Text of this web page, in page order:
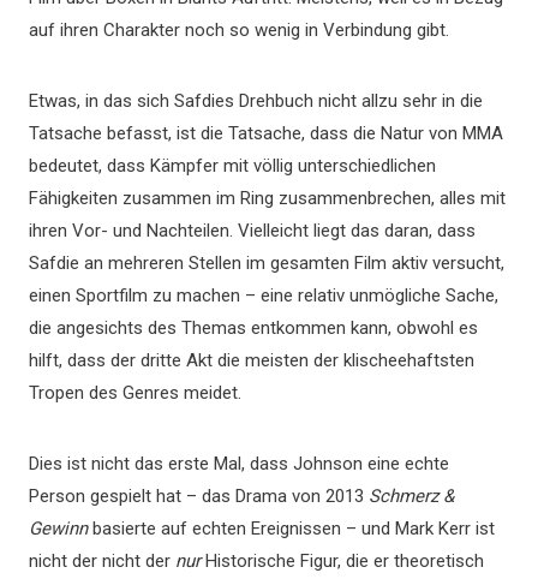
auf ihren Charakter noch so wenig in Verbindung gibt.
Etwas, in das sich Safdies Drehbuch nicht allzu sehr in die
Tatsache befasst, ist die Tatsache, dass die Natur von MMA
bedeutet, dass Kämpfer mit völlig unterschiedlichen
Fähigkeiten zusammen im Ring zusammenbrechen, alles mit
ihren Vor- und Nachteilen. Vielleicht liegt das daran, dass
Safdie an mehreren Stellen im gesamten Film aktiv versucht,
einen Sportfilm zu machen – eine relativ unmögliche Sache,
die angesichts des Themas entkommen kann, obwohl es
hilft, dass der dritte Akt die meisten der klischeehaftsten
Tropen des Genres meidet.
Dies ist nicht das erste Mal, dass Johnson eine echte
Person gespielt hat – das Drama von 2013 Schmerz &
Gewinnbasierte auf echten Ereignissen – und Mark Kerr ist
nicht der nicht der nurHistorische Figur, die er theoretisch